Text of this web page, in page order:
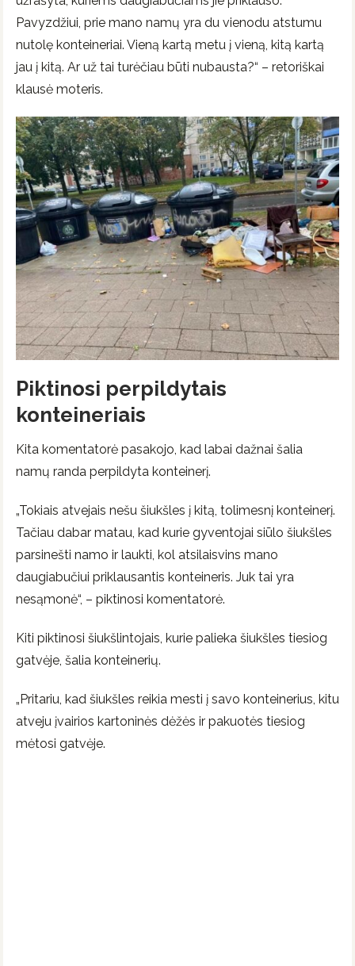
Pavyzdžiui, prie mano namų yra du vienodu atstumu
nutolę konteineriai. Vieną kartą metu į vieną, kitą kartą
jau į kitą. Ar už tai turėčiau būti nubausta?“ – retoriškai
klausė moteris.
Piktinosi perpildytais
konteineriais
Kita komentatorė pasakojo, kad labai dažnai šalia
namų randa perpildyta konteinerį.
„Tokiais atvejais nešu šiukšles į kitą, tolimesnį konteinerį.
Tačiau dabar matau, kad kurie gyventojai siūlo šiukšles
parsinešti namo ir laukti, kol atsilaisvins mano
daugiabučiui priklausantis konteineris. Juk tai yra
nesąmonė“, – piktinosi komentatorė.
Kiti piktinosi šiukšlintojais, kurie palieka šiukšles tiesiog
gatvėje, šalia konteinerių.
„Pritariu, kad šiukšles reikia mesti į savo konteinerius, kitu
atveju įvairios kartoninės dėžės ir pakuotės tiesiog
mėtosi gatvėje.